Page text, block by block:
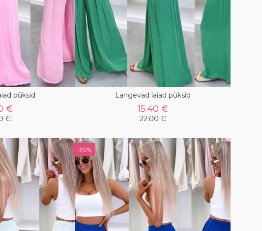
püksid
€
€
Langevad laiad püksid
15.40 €
22.00 €
-30%